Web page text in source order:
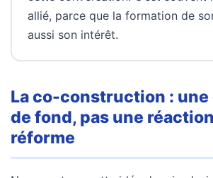
allié, parce que la formation de
aussi son intérêt.
La co-construction :
de fond, pas une
réforme